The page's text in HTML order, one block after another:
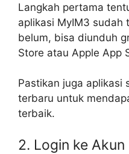
Langkah pertama
aplikasi MyIM3 sudah
belum, bisa diunduh
Store atau Apple App
Pastikan juga aplikasi
terbaru untuk
terbaik.
2. Login ke Akun